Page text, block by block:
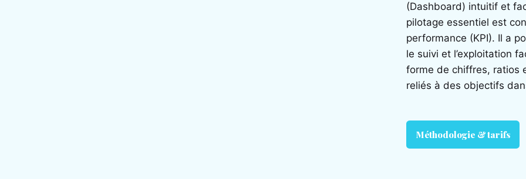
(Dashboard) intuitif et
pilotage essentiel est
performance (KPI). Il a
le suivi et l’exploitation
forme de chiffres, ratios
reliés à des objectifs
Méthodologie & tarifs